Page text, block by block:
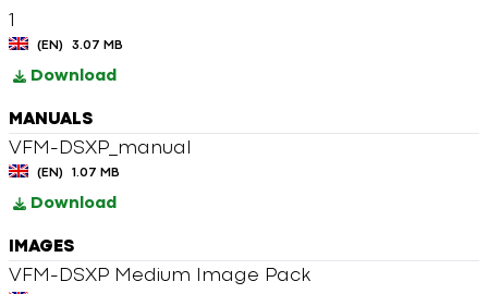
(EN) 3.07 MB
Download
MANUALS
VFM-DSXP_manual
(EN) 1.07 MB
Download
IMAGES
VFM-DSXP Medium Image Pack